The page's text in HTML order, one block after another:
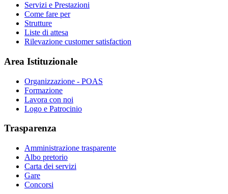
Servizi e Prestazioni
Come fare per
Strutture
Liste di attesa
Rilevazione customer satisfaction
Area Istituzionale
Organizzazione - POAS
Formazione
Lavora con noi
Logo e Patrocinio
Trasparenza
Amministrazione trasparente
Albo pretorio
Carta dei servizi
Gare
Concorsi